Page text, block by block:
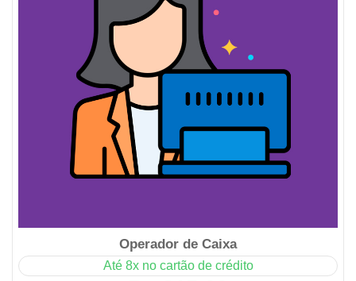
Operador de Caixa
Até 8x no cartão de crédito